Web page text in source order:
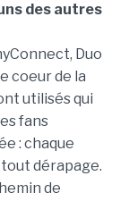
des autres
Duo
coeur de la
utilisés qui
fans
: chaque
dérapage.
de